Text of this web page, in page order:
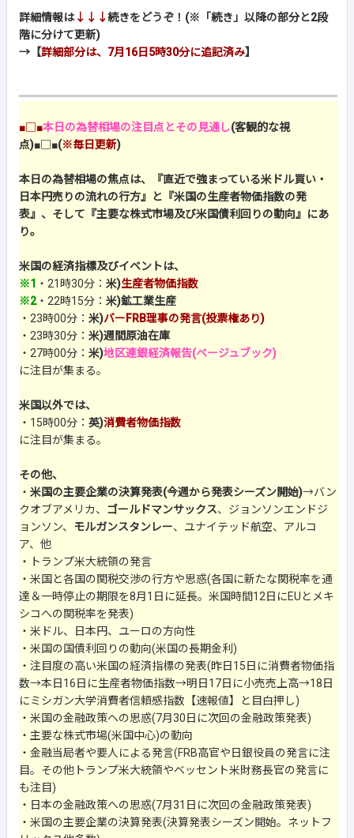
詳細情報は↓↓↓続きをどうぞ！(※「続き」以降の部分と2段
階に分けて更新)
→【詳細部分は、7月16日5時30分に追記済み】
■□■本日の為替相場の注目点とその見通し(客観的な視
点)■□■(※毎日更新)
本日の為替相場の焦点は、『直近で強まっている米ドル買い・
日本円売りの流れの行方』と『米国の生産者物価指数の発
表』、そして『主要な株式市場及び米国債利回りの動向』にあ
り。
米国の経済指標及びイベントは、
※1 ・21時30分： 米)生産者物価指数
※2・22時15分： 米)鉱工業生産
・23時00分： 米)バーFRB理事の発言(投票権あり)
・23時30分： 米)週間原油在庫
・27時00分： 米)地区連銀経済報告(ベージュブック)
に注目が集まる。
米国以外では、
・15時00分： 英)消費者物価指数
に注目が集まる。
その他、
・ 米国の主要企業の決算発表(今週から発表シーズン開始)→バン
クオブアメリカ、 ゴールドマンサックス、ジョンソンエンドジ
ョンソン、 モルガンスタンレー、ユナイテッド航空、アルコ
ア、他
・トランプ米大統領の発言
・米国と各国の関税交渉の行方や思惑(各国に新たな関税率を通
達＆一時停止の期限を8月1日に延長。米国時間12日にEUとメキ
シコへの関税率を発表)
・米ドル、日本円、ユーロの方向性
・米国の国債利回りの動向(米国の長期金利)
・注目度の高い米国の経済指標の発表(昨日15日に消費者物価指
数→本日16日に生産者物価指数→明日17日に小売売上高→18日
にミシガン大学消費者信頼感指数【速報値】と目白押し)
・米国の金融政策への思惑(7月30日に次回の金融政策発表)
・主要な株式市場(米国中心)の動向
・金融当局者や要人による発言(FRB高官や日銀役員の発言に注
目。その他トランプ米大統領やベッセント米財務長官の発言に
も注目)
・日本の金融政策への思惑(7月31日に次回の金融政策発表)
・米国の主要企業の決算発表(決算発表シーズン開始。ネットフ